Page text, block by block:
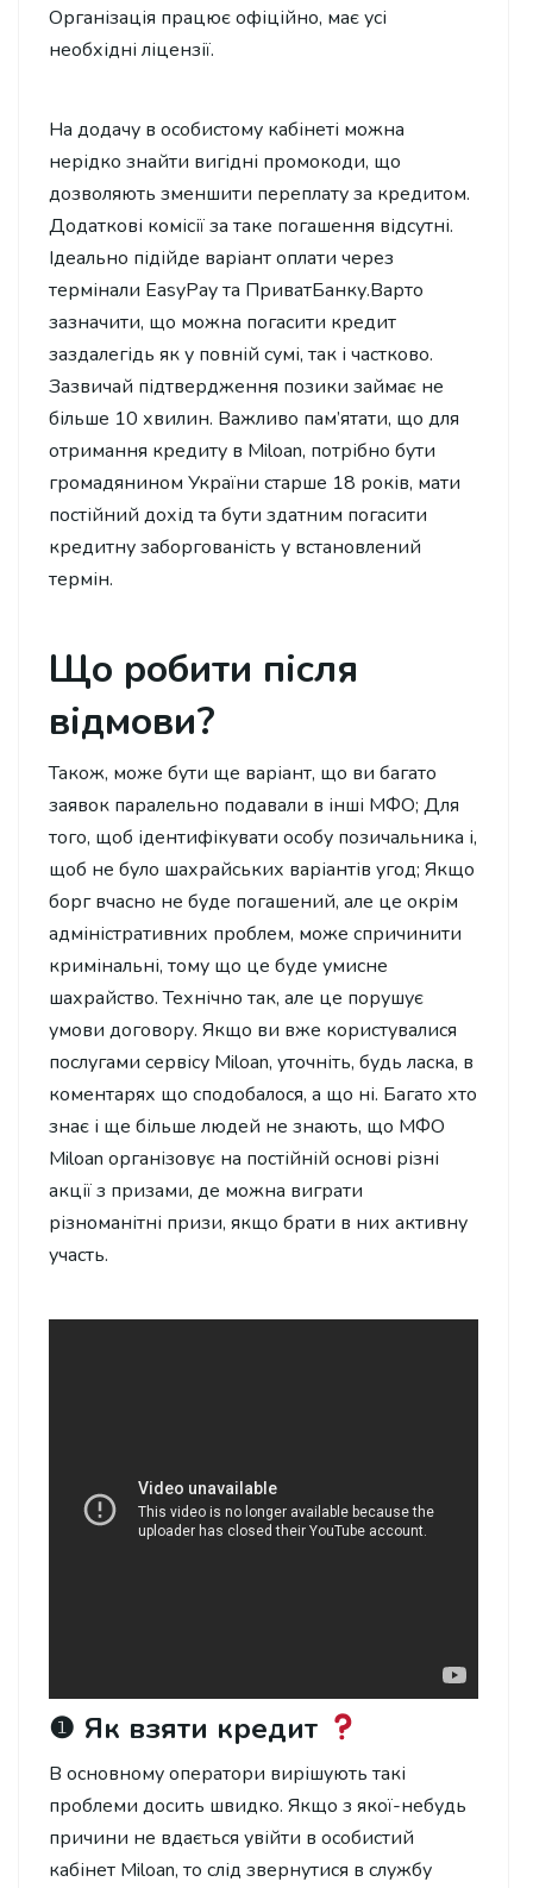
Організація працює офіційно, має усі
необхідні ліцензії.
На додачу в особистому кабінеті можна
нерідко знайти вигідні промокоди, що
дозволяють зменшити переплату за кредитом.
Додаткові комісії за таке погашення відсутні.
Ідеально підійде варіант оплати через
термінали EasyPay та ПриватБанку.Варто
зазначити, що можна погасити кредит
заздалегідь як у повній сумі, так і частково.
Зазвичай підтвердження позики займає не
більше 10 хвилин. Важливо пам’ятати, що для
отримання кредиту в Miloan, потрібно бути
громадянином України старше 18 років, мати
постійний дохід та бути здатним погасити
кредитну заборгованість у встановлений
термін.
Що робити після
відмови?
Також, може бути ще варіант, що ви багато
заявок паралельно подавали в інші МФО; Для
того, щоб ідентифікувати особу позичальника і,
щоб не було шахрайських варіантів угод; Якщо
борг вчасно не буде погашений, але це окрім
адміністративних проблем, може спричинити
кримінальні, тому що це буде умисне
шахрайство. Технічно так, але це порушує
умови договору. Якщо ви вже користувалися
послугами сервісу Miloan, уточніть, будь ласка, в
коментарях що сподобалося, а що ні. Багато хто
знає і ще більше людей не знають, що МФО
Miloan організовує на постійній основі різні
акції з призами, де можна виграти
різноманітні призи, якщо брати в них активну
участь.
❶ Як взяти кредит
В основному оператори вирішують такі
проблеми досить швидко. Якщо з якої-небудь
причини не вдається увійти в особистий
кабінет Miloan, то слід звернутися в службу